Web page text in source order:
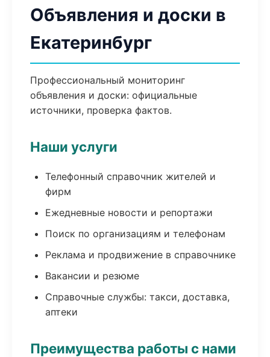
Объявления и доски в
Екатеринбург
Профессиональный мониторинг
объявления и доски: официальные
источники, проверка фактов.
Наши услуги
Телефонный справочник жителей и
фирм
Ежедневные новости и репортажи
Поиск по организациям и телефонам
Реклама и продвижение в справочнике
Вакансии и резюме
Справочные службы: такси, доставка,
аптеки
Преимущества работы с нами